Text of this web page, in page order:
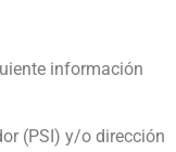
información
(PSI) y/o dirección